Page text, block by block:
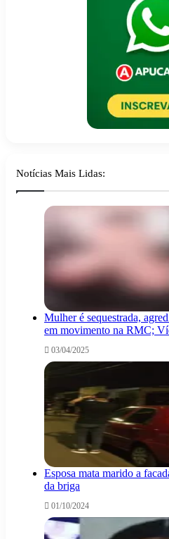
Notícias Mais Lidas:
Mulher é sequestrada,
em movimento na RMC;
03/04/2025
Esposa mata marido a
da briga
01/10/2024